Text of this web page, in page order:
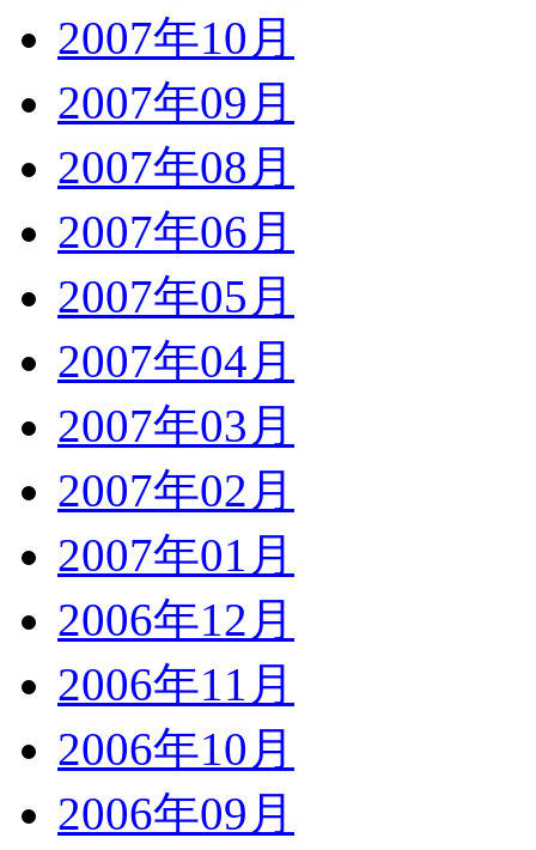
2007年10月
2007年09月
2007年08月
2007年06月
2007年05月
2007年04月
2007年03月
2007年02月
2007年01月
2006年12月
2006年11月
2006年10月
2006年09月